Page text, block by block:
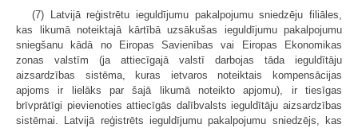
(7) Latvijā reģistrētu ieguldījumu pakalpojumu sniedzēju filiāles,
kas likumā noteiktajā kārtībā uzsākušas ieguldījumu pakalpojumu
sniegšanu kādā no Eiropas Savienības vai Eiropas Ekonomikas
zonas valstīm (ja attiecīgajā valstī darbojas tāda ieguldītāju
aizsardzības sistēma, kuras ietvaros noteiktais kompensācijas
apjoms ir lielāks par šajā likumā noteikto apjomu), ir tiesīgas
brīvprātīgi pievienoties attiecīgās dalībvalsts ieguldītāju aizsardzības
sistēmai. Latvijā reģistrēts ieguldījumu pakalpojumu sniedzējs, kas